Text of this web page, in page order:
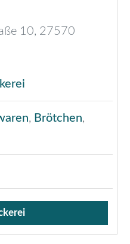
10, 27570
, Brötchen,